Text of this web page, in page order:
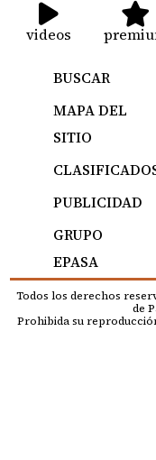
videos
BUSCAR
MAPA DEL
SITIO
PUBLICIDAD
GRUPO
EPASA
Todos los derechos
de
Prohibida su